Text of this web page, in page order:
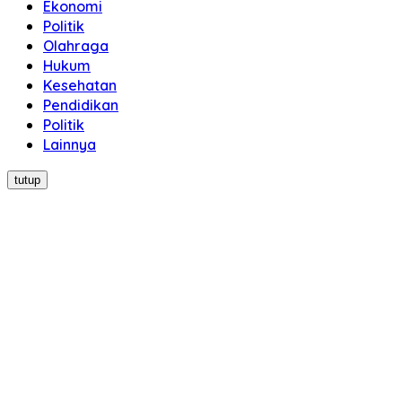
Ekonomi
Politik
Olahraga
Hukum
Kesehatan
Pendidikan
Politik
Lainnya
tutup